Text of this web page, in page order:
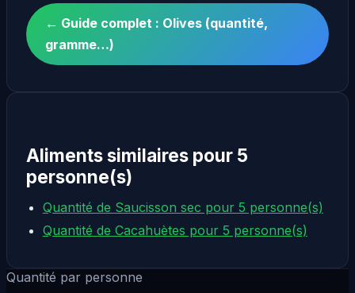
← Guide complet : Olives (quantité,
gramme…)
Aliments similaires pour 5
personne(s)
Quantité de Saucisson sec pour 5 personne(s)
Quantité de Cacahuètes pour 5 personne(s)
Quantité par personne